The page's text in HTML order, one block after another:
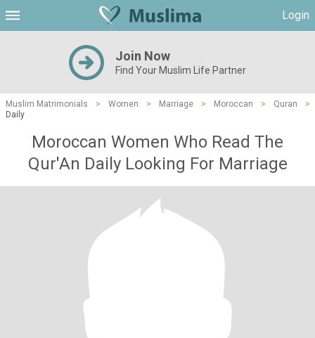
Login
Join Now
Find Your Muslim Life Partner
Muslim Matrimonials > Women > Marriage > Moroccan > Quran
>
Daily
Moroccan Women Who Read The
Qur'An Daily Looking For Marriage